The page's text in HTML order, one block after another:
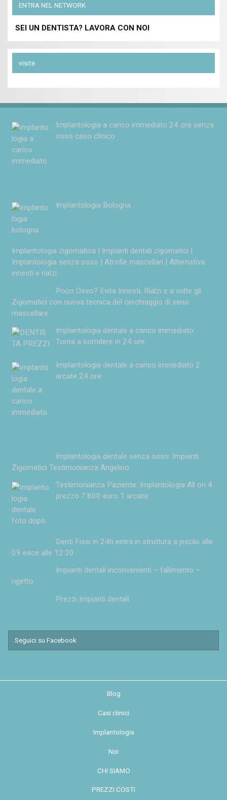
ENTRA NEL NETWORK
SEI UN DENTISTA? LAVORA CON NOI
visite
Implantologia a carico immediato 24 ore senza
osso caso clinico
Implantologia Bologna
Implantologia zigomatica | Impianti dentali zigomatici |
Implantologia senza osso | Atrofie mascellari | Alternativa
innesti e rialzi.
Poco Osso? Evita Innesti, Rialzi e a volte gli
Zigomatici con nuova tecnica del cerchiaggio di seno
mascellare
Implantologia dentale a carico immediato:
Torna a sorridere in 24 ore
Implantologia dentale a carico immediato 2
arcate 24 ore
Implantologia dentale senza osso: Impianti
Zigomatici Testimonianza Angelino
Testimonianza Paziente: Implantologia All on 4
prezzo 7.800 euro 1 arcata
Denti Fissi in 24h entra in struttura a jesolo alle
09 esce alle 12:30
Impianti dentali inconvenienti – fallimento –
rigetto
Prezzi Impianti dentali
Seguici su Facebook
Blog
Casi clinici
Implantologia
Noi
CHI SIAMO
PREZZI COSTI